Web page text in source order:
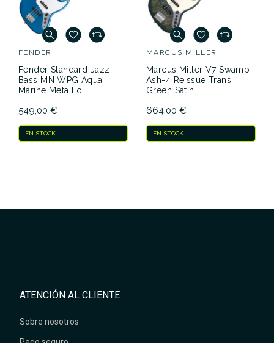
FENDER
Fender Standard Jazz
Bass MN WPG Aqua
Marine Metallic
549,00 €
EN STOCK
MARCUS MILLER
Marcus Miller V7 Swamp
Ash-4 Reissue Trans
Green Satin
664,00 €
EN STOCK
ATENCIÓN AL CLIENTE
Sobre nosotros